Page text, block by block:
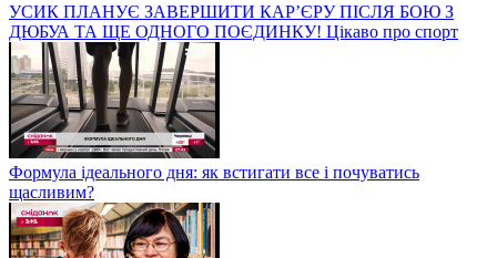
УСИК ПЛАНУЄ ЗАВЕРШИТИ КАР’ЄРУ ПІСЛЯ БОЮ З
ДЮБУА ТА ЩЕ ОДНОГО ПОЄДИНКУ! Цікаво про спорт
Формула ідеального дня: як встигати все і почуватись
щасливим?